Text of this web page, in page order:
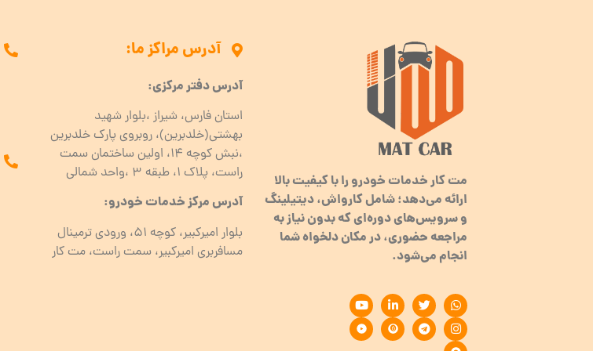
مت کار خدمات خودرو را با کیفیت بالا
ارائه می‌دهد؛ شامل کارواش، دیتیلینگ
و سرویس‌های دوره‌ای که بدون نیاز به
مراجعه حضوری، در مکان دلخواه شما
انجام می‌شود.
آدرس مراکز ما:
آدرس دفتر مرکزی:
استان فارس، شیراز ،بلوار شهید
بهشتی(خلدبرین)، روبروی پارک خلدبرین
،نبش کوچه ۱۴، اولین ساختمان سمت
راست، پلاک 1، طبقه ۳ ،واحد شمالی
آدرس مرکز خدمات خودرو:
بلوار امیرکبیر، کوچه 51، ورودی ترمینال
مسافربری امیرکبیر، سمت راست، مت کار